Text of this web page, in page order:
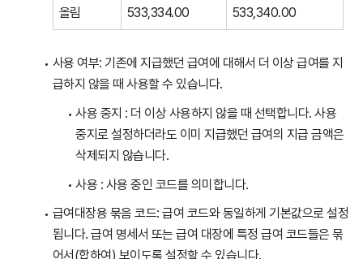
올림 533,334.00 533,340.00
사용 여부: 기존에 지급했던 급여에 대해서 더 이상 급여를 지
급하지 않을 때 사용할 수 있습니다.
사용 중지 : 더 이상 사용하지 않을 때 선택합니다. 사용
중지로 설정하더라도 이미 지급했던 급여의 지급 금액은
삭제되지 않습니다.
사용 : 사용 중인 코드를 의미합니다.
급여대장용 묶음 코드: 급여 코드와 동일하게 기본값으로 설정
됩니다. 급여 명세서 또는 급여 대장에 특정 급여 코드들은 묶
어서(합하여) 보이도록 설정할 수 있습니다.